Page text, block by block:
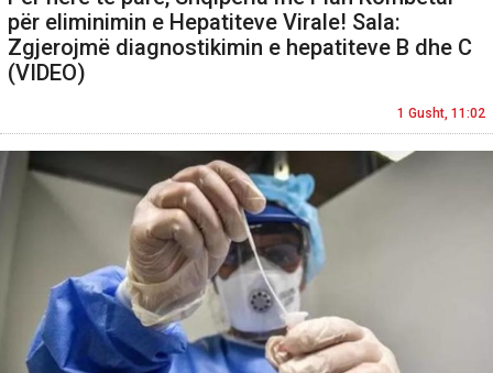
për eliminimin e Hepatiteve Virale! Sala:
Zgjerojmë diagnostikimin e hepatiteve B dhe C
(VIDEO)
1 Gusht, 11:02